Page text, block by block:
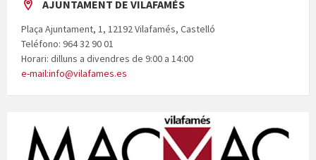
AJUNTAMENT DE VILAFAMÉS
Plaça Ajuntament, 1, 12192 Vilafamés, Castelló
Teléfono: 964 32 90 01
Horari: dilluns a divendres de 9:00 a 14:00
e-mail:info@vilafames.es